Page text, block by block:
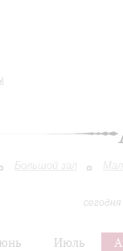
Большой зал
Июль